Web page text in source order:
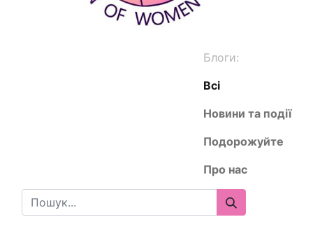
Блоги:
Всі
Новини та події
Подорожуйте
Про нас